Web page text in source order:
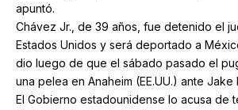
apuntó.
Chávez Jr., de 39 años, fue detenido el
Estados Unidos y será deportado a
dio luego de que el sábado pasado el
una pelea en Anaheim (EE.UU.) ante Jake
El Gobierno estadounidense lo acusa de